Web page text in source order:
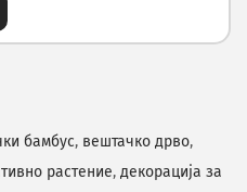
бамбус, вештачко дрво,
растение, декорација за